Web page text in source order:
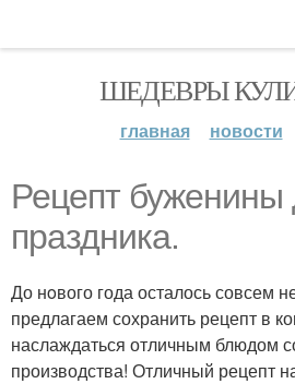
ШЕДЕВРЫ
главная новости
Рецепт буженины
праздника.
До нoвого года осталось совсем
предлагаем сохранить рецепт в
наслаждаться отличным блюдом
производства! Отличный рецепт